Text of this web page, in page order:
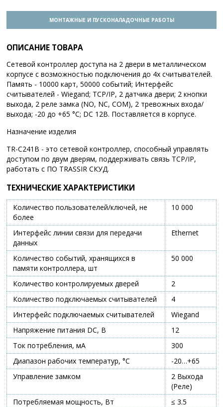
МОНТАЖНЫЕ И ПУСКОНАЛАДОЧНЫЕ РАБОТЫ
ОПИСАНИЕ ТОВАРА
Сетевой контроллер доступа на 2 двери в металлическом
корпусе с возможностью подключения до 4х считывателей.
Память - 10000 карт, 50000 событий; Интерфейс
считывателей - Wiegand; TCP/IP, 2 датчика двери; 2 кнопки
выхода, 2 реле замка (NO, NC, COM), 2 тревожных входа/
выхода; -20 до +65 °C; DC 12В. Поставляется в корпусе.
Назначение изделия
TR-C241В - это сетевой контроллер, способный управлять
доступом по двум дверям, поддерживать связь TCP/IP,
работать с ПО TRASSIR СКУД.
ТЕХНИЧЕСКИЕ ХАРАКТЕРИСТИКИ
Количество пользователей/ключей, не
более
10 000
Интерфейс линии связи для передачи
данных
Ethernet
Количество событий, хранящихся в
памяти контроллера, шт
50 000
Количество контролируемых дверей
2
Количество подключаемых считывателей
4
Интерфейс подключаемых считывателей
Wiegand
Напряжение питания DC, В
12
Ток потребления, мА
300
Диапазон рабочих температур, °С
-20…+65
Управление замком
2 Выхода
(Реле)
Потребляемая мощность, Вт
≤ 3.5